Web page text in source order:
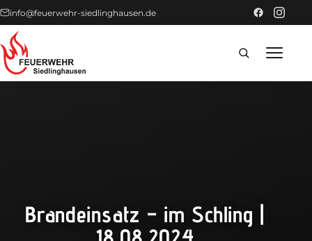
info@feuerwehr-siedlinghausen.de
News
Brandeinsatz – im Schling |